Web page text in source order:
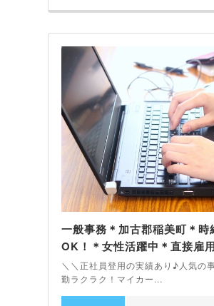
一般事務＊加古郡稲美町＊
OK！＊女性活躍中＊直接雇
＼＼正社員登用の実績あり♪人気の
勤ラクラク！マイカー...